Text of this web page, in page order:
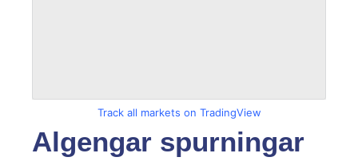
Track all markets on TradingView
Algengar spurningar